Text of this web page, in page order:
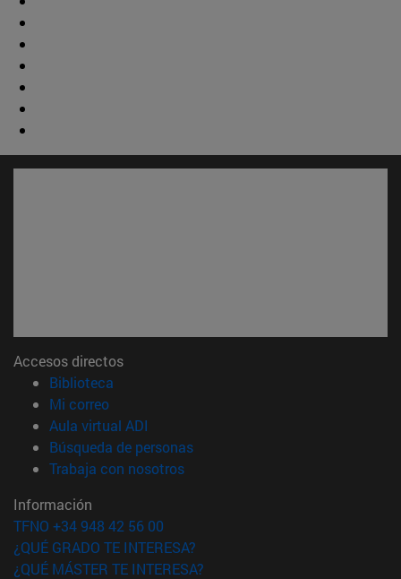
Accesos directos
Biblioteca
Mi correo(abre en nueva ventana)
Aula virtual ADI
Búsqueda de personas(abre en nueva ventana)
Trabaja con nosotros(abre en nueva ventana)
Información
TFNO +34 948 42 56 00
¿QUÉ GRADO TE INTERESA?
¿QUÉ MÁSTER TE INTERESA?